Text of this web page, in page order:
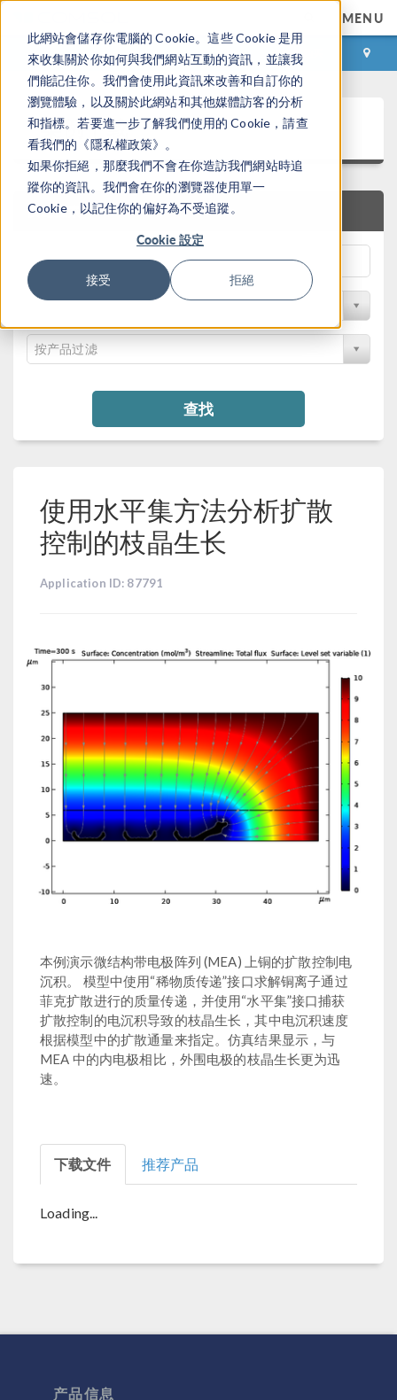
此網站會儲存你電腦的 Cookie。這些 Cookie 是用
來收集關於你如何與我們網站互動的資訊，並讓我
們能記住你。我們會使用此資訊來改善和自訂你的
瀏覽體驗，以及關於此網站和其他媒體訪客的分析
和指標。若要進一步了解我們使用的 Cookie，請查
看我們的《隱私權政策》。
如果你拒絕，那麼我們不會在你造訪我們網站時追
蹤你的資訊。我們會在你的瀏覽器使用單一
Cookie，以記住你的偏好為不受追蹤。
Cookie 設定
接受 拒絕
MENU
登录 咨询与购买
案例下载
快速搜索
按学科过滤
按产品过滤
查找
使用水平集方法分析扩散
控制的枝晶生长
Application ID: 87791
本例演示微结构带电极阵列 (MEA) 上铜的扩散控制电
沉积。 模型中使用“稀物质传递”接口求解铜离子通过
菲克扩散进行的质量传递，并使用“水平集”接口捕获
扩散控制的电沉积导致的枝晶生长，其中电沉积速度
根据模型中的扩散通量来指定。仿真结果显示，与
MEA 中的内电极相比，外围电极的枝晶生长更为迅
速。
下载文件 推荐产品
Loading...
产品信息